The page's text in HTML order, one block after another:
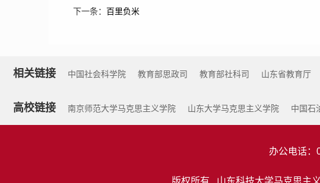
下一条： 百里负米
相关链接 中国社会科学院 教育部思政司 教育部社科司 山东省教育厅
高校链接 南京师范大学马克思主义学院 山东大学马克思主义学院 中国石
办公电话：
版权所有 山东科技大学马克思主